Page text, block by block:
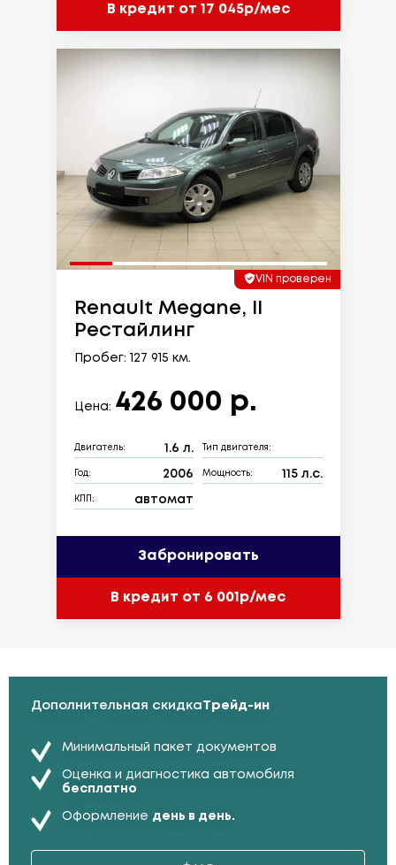
В кредит от 17 045р/мес
VIN проверен
Renault Megane, II
Рестайлинг
Пробег: 127 915 км.
Цена: 426 000 р.
Двигатель: 1.6 л. Тип двигателя:
Год: 2006 Мощность: 115 л.с.
КПП: автомат
Забронировать
В кредит от 6 001р/мес
Дополнительная скидкаТрейд-ин
Минимальный пакет документов
Оценка и диагностика автомобиля
бесплатно
Оформление день в день.